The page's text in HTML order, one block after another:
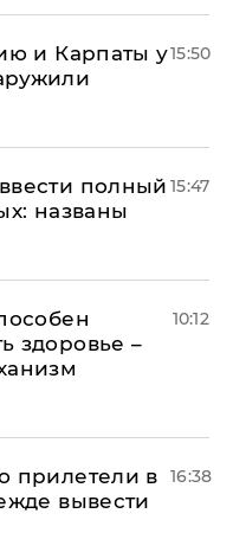
и Карпаты у15:50
полный
названы
15:47
здоровье –
10:12
прилетели в
вывести
16:38